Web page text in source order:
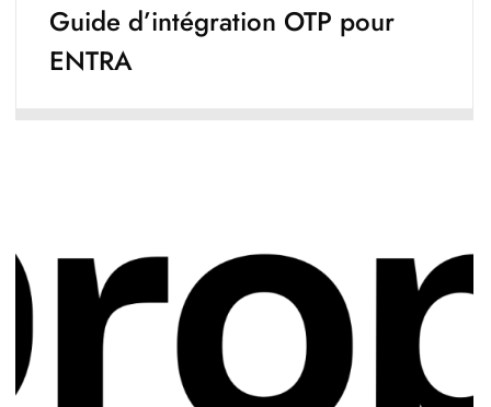
Guide d’intégration OTP pour
ENTRA